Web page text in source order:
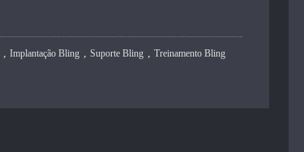
,Implantação Bling ,Suporte Bling ,Treinamento Bling